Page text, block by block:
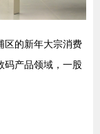
区的新年大宗消费
码产品领域，一股